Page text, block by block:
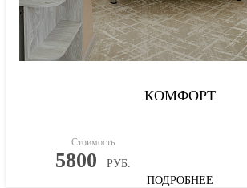
КОМФОРТ
Стоимость
5800 РУБ.
ПОДРОБНЕЕ